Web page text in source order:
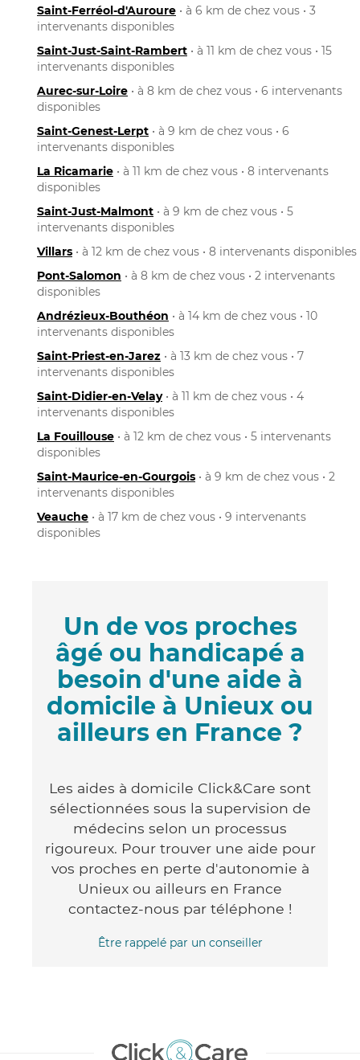
Saint-Ferréol-d'Auroure • à 6 km de chez vous • 3
intervenants disponibles
Saint-Just-Saint-Rambert • à 11 km de chez vous • 15
intervenants disponibles
Aurec-sur-Loire • à 8 km de chez vous • 6 intervenants
disponibles
Saint-Genest-Lerpt • à 9 km de chez vous • 6
intervenants disponibles
La Ricamarie • à 11 km de chez vous • 8 intervenants
disponibles
Saint-Just-Malmont • à 9 km de chez vous • 5
intervenants disponibles
Villars • à 12 km de chez vous • 8 intervenants disponibles
Pont-Salomon • à 8 km de chez vous • 2 intervenants
disponibles
Andrézieux-Bouthéon • à 14 km de chez vous • 10
intervenants disponibles
Saint-Priest-en-Jarez • à 13 km de chez vous • 7
intervenants disponibles
Saint-Didier-en-Velay• à 11 km de chez vous • 4
intervenants disponibles
La Fouillouse • à 12 km de chez vous • 5 intervenants
disponibles
Saint-Maurice-en-Gourgois • à 9 km de chez vous • 2
intervenants disponibles
Veauche • à 17 km de chez vous • 9 intervenants
disponibles
Un de vos proches
âgé ou handicapé a
besoin d'une aide à
domicile à Unieux ou
ailleurs en France ?
Les aides à domicile Click&Care sont
sélectionnées sous la supervision de
médecins selon un processus
rigoureux. Pour trouver une aide pour
vos proches en perte d'autonomie à
Unieux ou ailleurs en France
contactez-nous par téléphone !
Être rappelé par un conseiller